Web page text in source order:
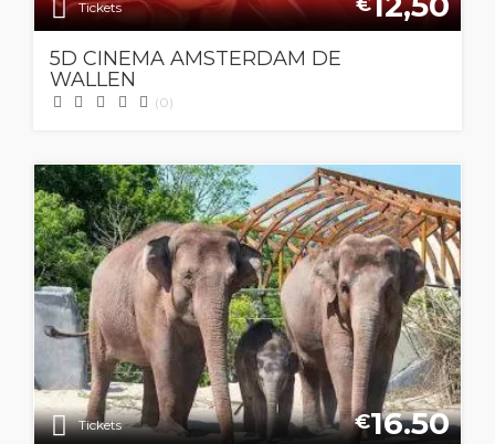
Tickets
5D CINEMA AMSTERDAM DE
WALLEN
(0)
Tickets €16.50